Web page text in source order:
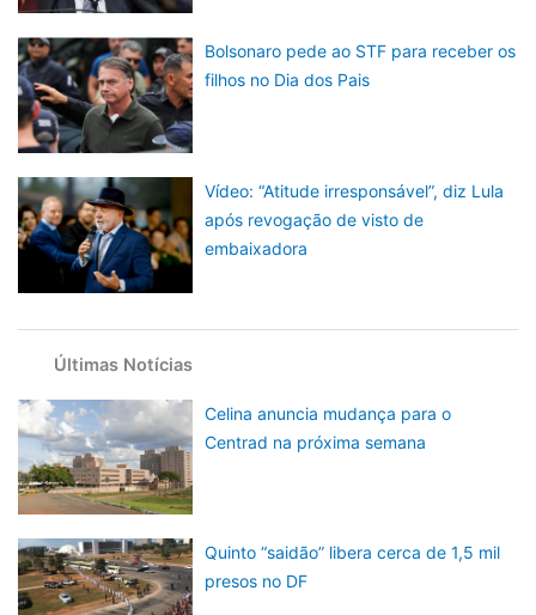
Bolsonaro pede ao STF para receber os
filhos no Dia dos Pais
Vídeo: “Atitude irresponsável”, diz Lula
após revogação de visto de
embaixadora
Últimas Notícias
Celina anuncia mudança para o
Centrad na próxima semana
Quinto “saidão” libera cerca de 1,5 mil
presos no DF